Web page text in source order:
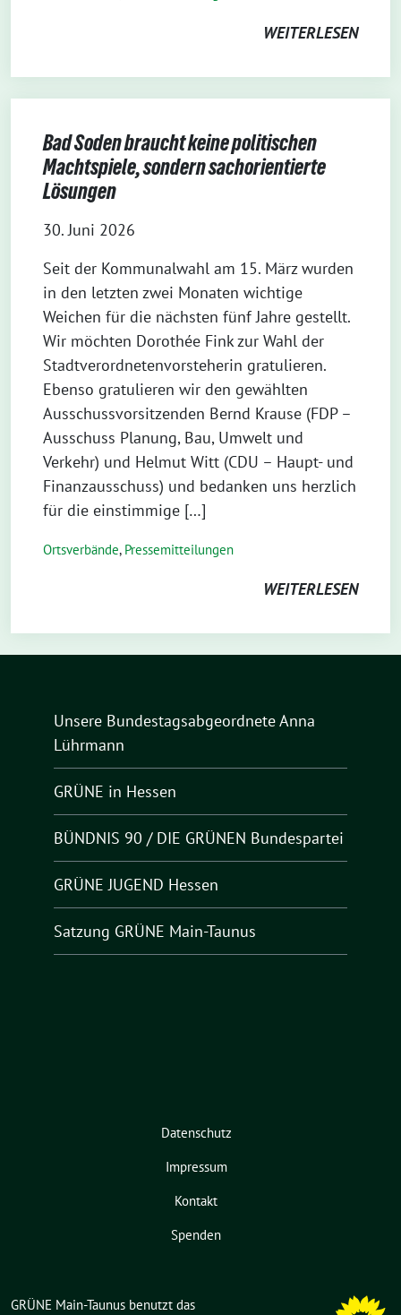
WEITERLESEN
Bad Soden braucht keine politischen
Machtspiele, sondern sachorientierte
Lösungen
30. Juni 2026
Seit der Kommunalwahl am 15. März wurden
in den letzten zwei Monaten wichtige
Weichen für die nächsten fünf Jahre gestellt.
Wir möchten Dorothée Fink zur Wahl der
Stadtverordnetenvorsteherin gratulieren.
Ebenso gratulieren wir den gewählten
Ausschussvorsitzenden Bernd Krause (FDP –
Ausschuss Planung, Bau, Umwelt und
Verkehr) und Helmut Witt (CDU – Haupt- und
Finanzausschuss) und bedanken uns herzlich
für die einstimmige […]
Ortsverbände, Pressemitteilungen
WEITERLESEN
Unsere Bundestagsabgeordnete Anna
Lührmann
GRÜNE in Hessen
BÜNDNIS 90 / DIE GRÜNEN Bundespartei
GRÜNE JUGEND Hessen
Satzung GRÜNE Main-Taunus
Datenschutz
Impressum
Kontakt
Spenden
GRÜNE Main-Taunus benutzt das